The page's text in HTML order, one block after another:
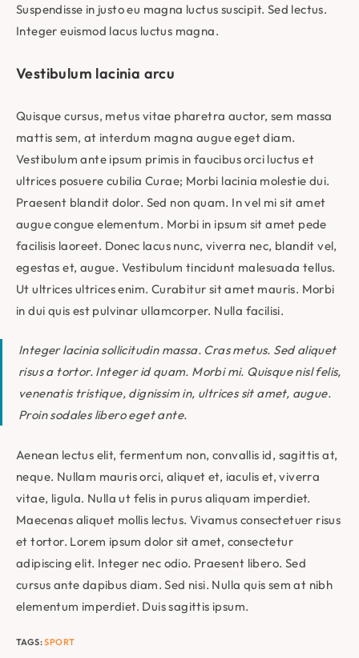
Suspendisse in justo eu magna luctus suscipit. Sed lectus.
Integer euismod lacus luctus magna.
Vestibulum lacinia arcu
Quisque cursus, metus vitae pharetra auctor, sem massa
mattis sem, at interdum magna augue eget diam.
Vestibulum ante ipsum primis in faucibus orci luctus et
ultrices posuere cubilia Curae; Morbi lacinia molestie dui.
Praesent blandit dolor. Sed non quam. In vel mi sit amet
augue congue elementum. Morbi in ipsum sit amet pede
facilisis laoreet. Donec lacus nunc, viverra nec, blandit vel,
egestas et, augue. Vestibulum tincidunt malesuada tellus.
Ut ultrices ultrices enim. Curabitur sit amet mauris. Morbi
in dui quis est pulvinar ullamcorper. Nulla facilisi.
Integer lacinia sollicitudin massa. Cras metus. Sed aliquet
risus a tortor. Integer id quam. Morbi mi. Quisque nisl felis,
venenatis tristique, dignissim in, ultrices sit amet, augue.
Proin sodales libero eget ante.
Aenean lectus elit, fermentum non, convallis id, sagittis at,
neque. Nullam mauris orci, aliquet et, iaculis et, viverra
vitae, ligula. Nulla ut felis in purus aliquam imperdiet.
Maecenas aliquet mollis lectus. Vivamus consectetuer risus
et tortor. Lorem ipsum dolor sit amet, consectetur
adipiscing elit. Integer nec odio. Praesent libero. Sed
cursus ante dapibus diam. Sed nisi. Nulla quis sem at nibh
elementum imperdiet. Duis sagittis ipsum.
TAGS:SPORT